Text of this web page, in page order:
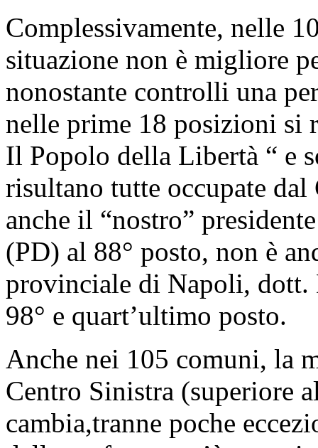
Complessivamente, nelle
situazione non è migliore
nonostante controlli una
nelle prime 18 posizioni si
Il Popolo della Libertà “ e
risultano tutte occupate
anche il “nostro”
(PD) al 88° posto, non è
provinciale di Napoli, dott.
98° e quart’ultimo posto.
Anche nei 105 comuni, la
Centro Sinistra (superiore
cambia,tranne poche